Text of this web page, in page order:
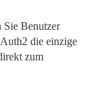
Sie Benutzer
die einzige
zum